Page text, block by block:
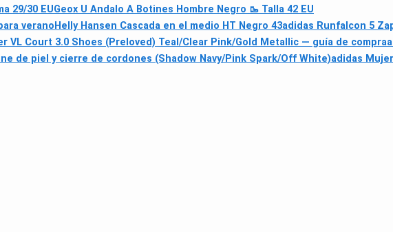
29/30 EUGeox U Andalo A Botines Hombre Negro 🥾 Talla 42 EU
verano Helly Hansen Cascada en el medio HT Negro 43adidas Runfalcon 5
VL Court 3.0 Shoes (Preloved) Teal/Clear Pink/Gold Metallic — guía de compra
de piel y cierre de cordones (Shadow Navy/Pink Spark/Off White)adidas